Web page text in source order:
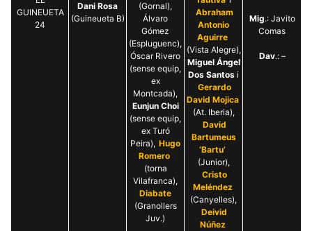
GUINEUETA
24
Dani Rosa
(Guineueta B)
(Gornal),
Álvaro
Gómez
(Espluguenc),
Óscar Rivero
(sense equip,
ex
Montcada),
Eunjun Choi
(sense equip,
ex Turó
Peira), Hugo
Romero
(torna
Vilafranca),
Diabate
(Granollers
Juv.)
Abraham
Antonio
Aguirre
(Vista Alegre),
Miguel Ángel
Dos Santos i
Gerardo
David Mojica
(At. Iberia),
David
Bartumeus
‘Bartu’
(Junior),
Cristo
Meléndez
(Canyelles),
Deivid
Núñez
Mig.: Javito
Comas
Dav.: –